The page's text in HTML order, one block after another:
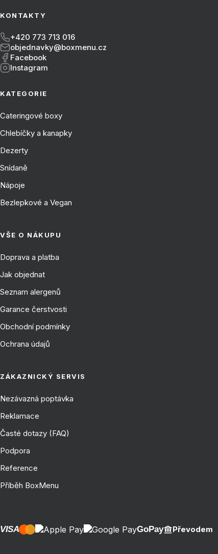
KONTAKTY
+420 773 713 016
objednavky@boxmenu.cz
Facebook
Instagram
KATEGORIE
Cateringové boxy
Chlebíčky a kanapky
Dezerty
Snídaně
Nápoje
Bezlepkové a Vegan
VŠE O NÁKUPU
Doprava a platba
Jak objednat
Seznam alergenů
Garance čerstvosti
Obchodní podmínky
Ochrana údajů
ZÁKAZNICKÝ SERVIS
Nezávazná poptávka
Reklamace
Časté dotazy (FAQ)
Podpora
Reference
Příběh BoxMenu
VISA GoPay Převodem